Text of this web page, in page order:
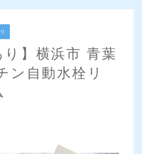
り】横浜市 青葉
ン自動水栓リ